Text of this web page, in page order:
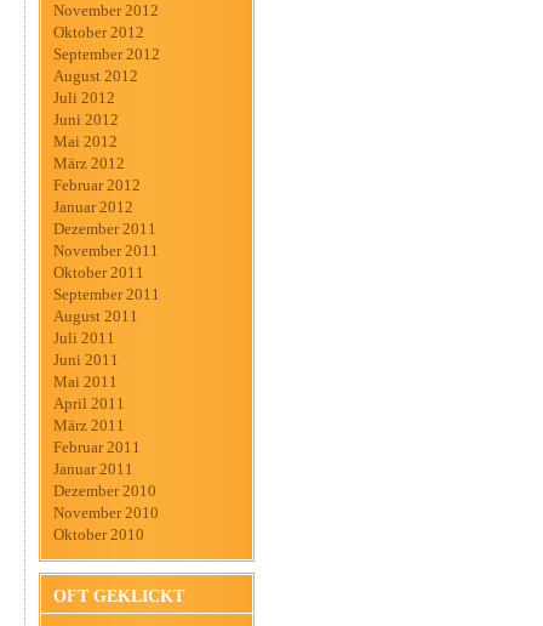
November 2012
Oktober 2012
September 2012
August 2012
Juli 2012
Juni 2012
Mai 2012
März 2012
Februar 2012
Januar 2012
Dezember 2011
November 2011
Oktober 2011
September 2011
August 2011
Juli 2011
Juni 2011
Mai 2011
April 2011
März 2011
Februar 2011
Januar 2011
Dezember 2010
November 2010
Oktober 2010
OFT GEKLICKT